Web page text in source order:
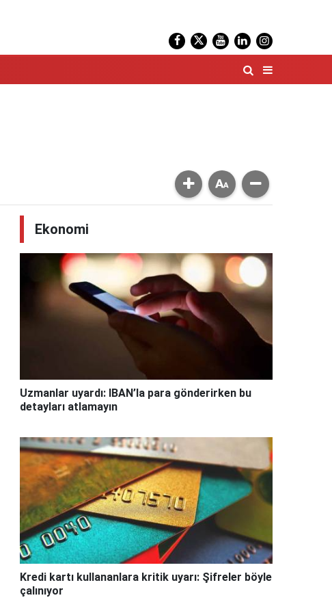
Ekonomi
Uzmanlar uyardı: IBAN’la para gönderirken bu
detayları atlamayın
Kredi kartı kullananlara kritik uyarı: Şifreler böyle
çalınıyor